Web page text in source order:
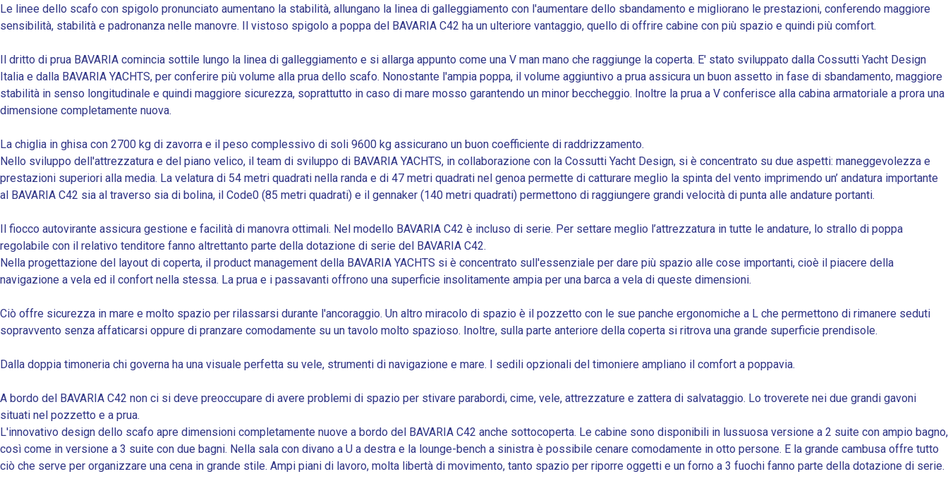
Le linee dello scafo con spigolo pronunciato aumentano la stabilità, allungano la linea di galleggiamento con l'aumentare dello sbandamento e migliorano le prestazioni, conferendo maggiore
sensibilità, stabilità e padronanza nelle manovre. Il vistoso spigolo a poppa del BAVARIA C42 ha un ulteriore vantaggio, quello di offrire cabine con più spazio e quindi più comfort.
Il dritto di prua BAVARIA comincia sottile lungo la linea di galleggiamento e si allarga appunto come una V man mano che raggiunge la coperta. E' stato sviluppato dalla Cossutti Yacht Design
Italia e dalla BAVARIA YACHTS, per conferire più volume alla prua dello scafo. Nonostante l'ampia poppa, il volume aggiuntivo a prua assicura un buon assetto in fase di sbandamento, maggiore
stabilità in senso longitudinale e quindi maggiore sicurezza, soprattutto in caso di mare mosso garantendo un minor beccheggio. Inoltre la prua a V conferisce alla cabina armatoriale a prora una
dimensione completamente nuova.
La chiglia in ghisa con 2700 kg di zavorra e il peso complessivo di soli 9600 kg assicurano un buon coefficiente di raddrizzamento.
Nello sviluppo dell'attrezzatura e del piano velico, il team di sviluppo di BAVARIA YACHTS, in collaborazione con la Cossutti Yacht Design, si è concentrato su due aspetti: maneggevolezza e
prestazioni superiori alla media. La velatura di 54 metri quadrati nella randa e di 47 metri quadrati nel genoa permette di catturare meglio la spinta del vento imprimendo un’ andatura importante
al BAVARIA C42 sia al traverso sia di bolina, il Code0 (85 metri quadrati) e il gennaker (140 metri quadrati) permettono di raggiungere grandi velocità di punta alle andature portanti.
Il fiocco autovirante assicura gestione e facilità di manovra ottimali. Nel modello BAVARIA C42 è incluso di serie. Per settare meglio l’attrezzatura in tutte le andature, lo strallo di poppa
regolabile con il relativo tenditore fanno altrettanto parte della dotazione di serie del BAVARIA C42.
Nella progettazione del layout di coperta, il product management della BAVARIA YACHTS si è concentrato sull'essenziale per dare più spazio alle cose importanti, cioè il piacere della
navigazione a vela ed il confort nella stessa. La prua e i passavanti offrono una superficie insolitamente ampia per una barca a vela di queste dimensioni.
Ciò offre sicurezza in mare e molto spazio per rilassarsi durante l'ancoraggio. Un altro miracolo di spazio è il pozzetto con le sue panche ergonomiche a L che permettono di rimanere seduti
sopravvento senza affaticarsi oppure di pranzare comodamente su un tavolo molto spazioso. Inoltre, sulla parte anteriore della coperta si ritrova una grande superficie prendisole.
Dalla doppia timoneria chi governa ha una visuale perfetta su vele, strumenti di navigazione e mare. I sedili opzionali del timoniere ampliano il comfort a poppavia.
A bordo del BAVARIA C42 non ci si deve preoccupare di avere problemi di spazio per stivare parabordi, cime, vele, attrezzature e zattera di salvataggio. Lo troverete nei due grandi gavoni
situati nel pozzetto e a prua.
L'innovativo design dello scafo apre dimensioni completamente nuove a bordo del BAVARIA C42 anche sottocoperta. Le cabine sono disponibili in lussuosa versione a 2 suite con ampio bagno,
così come in versione a 3 suite con due bagni. Nella sala con divano a U a destra e la lounge-bench a sinistra è possibile cenare comodamente in otto persone. E la grande cambusa offre tutto
ciò che serve per organizzare una cena in grande stile. Ampi piani di lavoro, molta libertà di movimento, tanto spazio per riporre oggetti e un forno a 3 fuochi fanno parte della dotazione di serie.